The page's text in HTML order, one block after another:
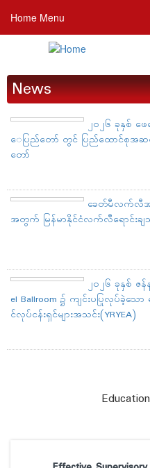
main
Home Menu
News
၂၀၂၆ ခုနှစ်
ေပြည်တော် တွင် ပြည်ထောင်စုအဆင့်
တော်
ခေတ်မီလက်လီအရ
အတွက် မြန်မာနိုင်ငံလက်လီရောင်းချ
၂၀၂၆ ခုနှစ် ဇ
el Ballroom ၌ ကျင်းပပြုလုပ်ခဲ့
င်လုပ်ငန်းရှင်များအသင်း(YRYEA)